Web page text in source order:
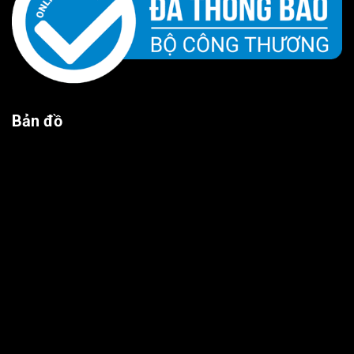
Bản đồ